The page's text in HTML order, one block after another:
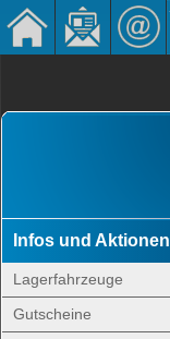
Infos und Aktionen
Lagerfahrzeuge
Gutscheine